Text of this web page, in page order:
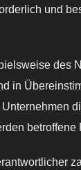
und
des
in